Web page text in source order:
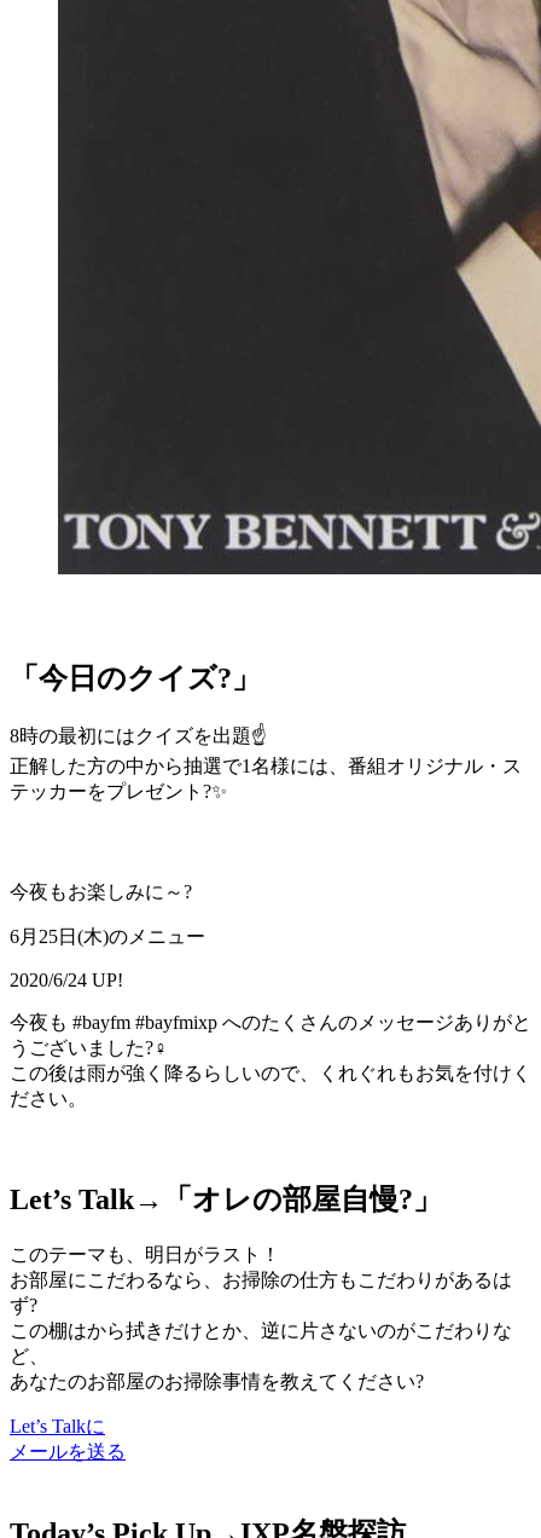
「今日のクイズ?」
8時の最初にはクイズを出題☝
正解した方の中から抽選で1名様には、番組オリジナル・ス
テッカーをプレゼント?✨
今夜もお楽しみに～?
6月25日(木)のメニュー
2020/6/24 UP!
今夜も #bayfm #bayfmixp へのたくさんのメッセージありがと
うございました?‍♀️
この後は雨が強く降るらしいので、くれぐれもお気を付けく
ださい。
Let’s Talk→「 オレの部屋自慢? 」
このテーマも、明日がラスト！
お部屋にこだわるなら、お掃除の仕方もこだわりがあるは
ず?
この棚はから拭きだけとか、逆に片さないのがこだわりな
ど、
あなたのお部屋のお掃除事情を教えてください?
Let’s Talkに
メールを送る